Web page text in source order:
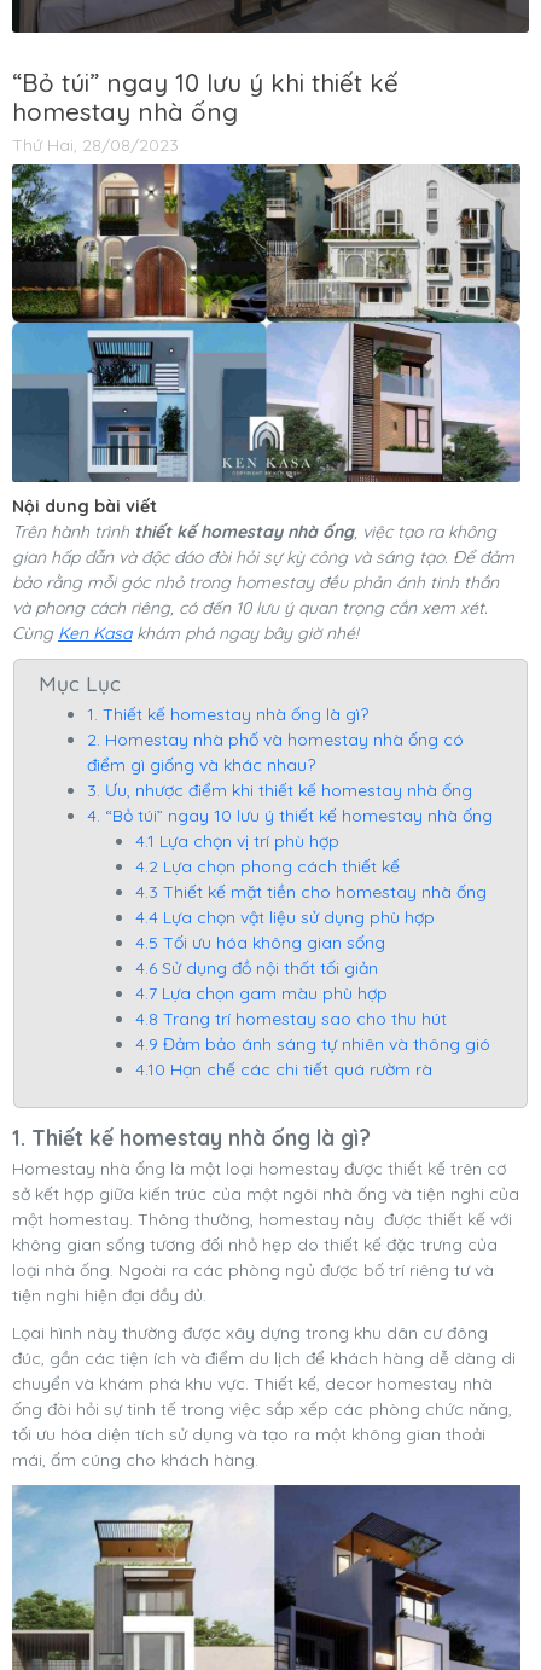
“Bỏ túi” ngay 10 lưu ý khi thiết kế
homestay nhà ống
Thứ Hai, 28/08/2023
Nội dung bài viết
Trên hành trình thiết kế homestay nhà ống, việc tạo ra không
gian hấp dẫn và độc đáo đòi hỏi sự kỳ công và sáng tạo. Để đảm
bảo rằng mỗi góc nhỏ trong homestay đều phản ánh tinh thần
và phong cách riêng, có đến 10 lưu ý quan trọng cần xem xét.
Cùng Ken Kasakhám phá ngay bây giờ nhé!
Mục Lục
1. Thiết kế homestay nhà ống là gì?
2. Homestay nhà phố và homestay nhà ống có
điểm gì giống và khác nhau?
3. Ưu, nhược điểm khi thiết kế homestay nhà ống
4. “Bỏ túi” ngay 10 lưu ý thiết kế homestay nhà ống
4.1 Lựa chọn vị trí phù hợp
4.2 Lựa chọn phong cách thiết kế
4.3 Thiết kế mặt tiền cho homestay nhà ống
4.4 Lựa chọn vật liệu sử dụng phù hợp
4.5 Tối ưu hóa không gian sống
4.6 Sử dụng đồ nội thất tối giản
4.7 Lựa chọn gam màu phù hợp
4.8 Trang trí homestay sao cho thu hút
4.9 Đảm bảo ánh sáng tự nhiên và thông gió
4.10 Hạn chế các chi tiết quá rườm rà
1. Thiết kế homestay nhà ống là gì?
Homestay nhà ống là một loại homestay được thiết kế trên cơ
sở kết hợp giữa kiến trúc của một ngôi nhà ống và tiện nghi của
một homestay. Thông thường, homestay này được thiết kế với
không gian sống tương đối nhỏ hẹp do thiết kế đặc trưng của
loại nhà ống. Ngoài ra các phòng ngủ được bố trí riêng tư và
tiện nghi hiện đại đầy đủ.
Lọai hình này thường được xây dựng trong khu dân cư đông
đúc, gần các tiện ích và điểm du lịch để khách hàng dễ dàng di
chuyển và khám phá khu vực. Thiết kế, decor homestay nhà
ống đòi hỏi sự tinh tế trong việc sắp xếp các phòng chức năng,
tối ưu hóa diện tích sử dụng và tạo ra một không gian thoải
mái, ấm cúng cho khách hàng.